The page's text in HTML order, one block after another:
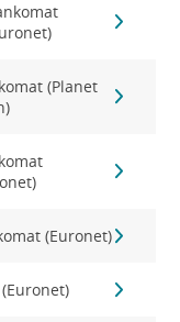
(Planet
(Euronet)